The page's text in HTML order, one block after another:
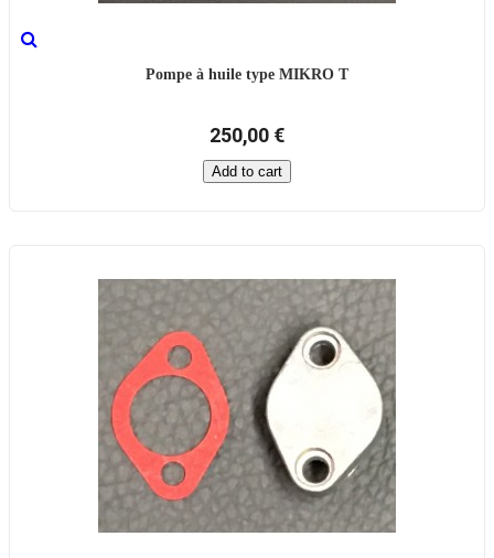
Pompe à huile type MIKRO T
250,00 €
Add to cart